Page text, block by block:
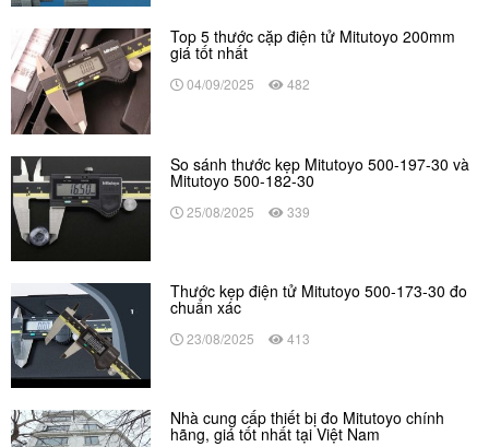
Top 5 thước cặp điện tử Mitutoyo 200mm
giá tốt nhất
04/09/2025 482
So sánh thước kẹp Mitutoyo 500-197-30 và
Mitutoyo 500-182-30
25/08/2025 339
Thước kẹp điện tử Mitutoyo 500-173-30 đo
chuẩn xác
23/08/2025 413
Nhà cung cấp thiết bị đo Mitutoyo chính
hãng, giá tốt nhất tại Việt Nam